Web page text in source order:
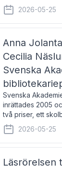
intresset hos unga
svenska språket
Prisutdelning och
2026-05-25
Anna
Cecilia
Svenska
Svenska
inrättades 2005
två priser, ett
ett
tilldelas
och skolbibliotek
2026-05-25
Läsrörelsen